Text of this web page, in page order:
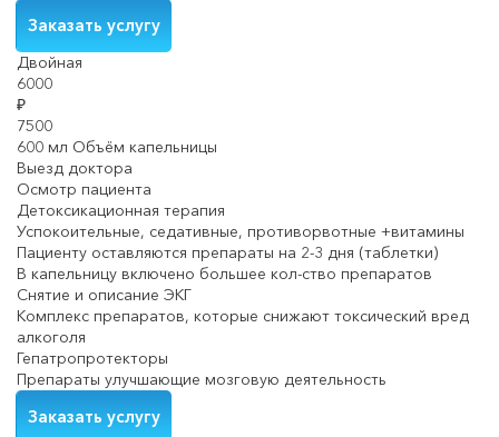
Заказать услугу
Двойная
6000
₽
7500
600 мл Объём капельницы
Выезд доктора
Осмотр пациента
Детоксикационная терапия
Успокоительные, седативные, противорвотные +витамины
Пациенту оставляются препараты на 2-3 дня (таблетки)
В капельницу включено большее кол-ство препаратов
Снятие и описание ЭКГ
Комплекс препаратов, которые снижают токсический вред
алкоголя
Гепатропротекторы
Препараты улучшающие мозговую деятельность
Заказать услугу